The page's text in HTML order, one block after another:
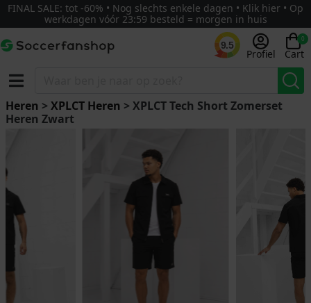
FINAL SALE: tot -60% • Nog slechts enkele dagen • Klik hier • Op
werkdagen vóór 23:59 besteld = morgen in huis
9.5
Profiel
0
Cart
Heren >XPLCT Heren > XPLCT Tech Short Zomerset
Heren Zwart